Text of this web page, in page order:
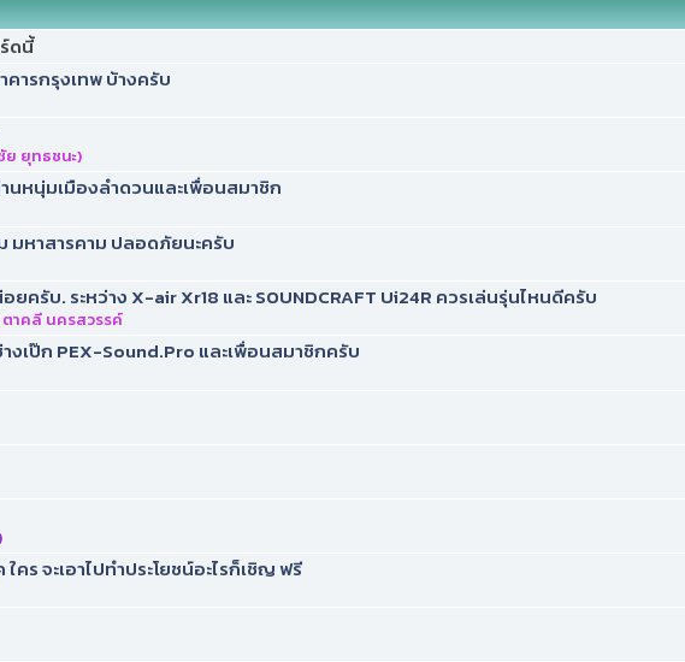
ดนี้
คารกรุงเทพ บ้างครับ
ย ยุทธชนะ)
หนุ่มเมืองลำดวนและเพื่อนสมาชิก
มหาสารคาม ปลอดภัยนะครับ
ครับ. ระหว่าง X-air Xr18 และ SOUNDCRAFT Ui24R ควรเล่นรุ่นไหนดีครับ
าคลี นครสวรรค์
เป๊ก PEX-Sound.Pro และเพื่อนสมาชิกครับ
คร จะเอาไปทำประโยชน์อะไรก็เชิญ ฟรี